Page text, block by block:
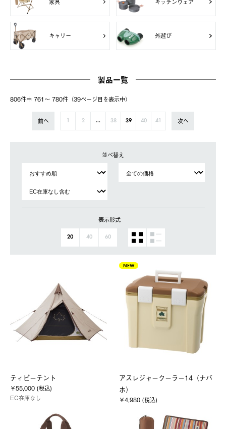
キャリー 外遊び
製品一覧
806件中 761〜 780件（39ページ⽬を表⽰中）
前へ 2 ... 38 39 40 41 次へ
並べ替え
表示形式
20 40 60
ティピーテント
￥55,000 (税込)
EC在庫なし
NEW
アスレジャークーラー14（ナバ
ホ）
￥4,980 (税込)